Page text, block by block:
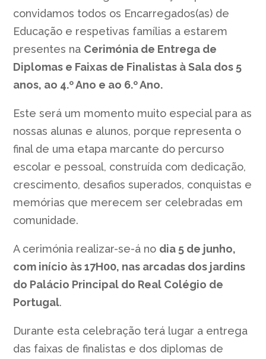
convidamos todos os Encarregados(as) de
Educação e respetivas famílias a estarem
presentes na Cerimónia de Entrega de
Diplomas e Faixas de Finalistas à Sala dos 5
anos, ao 4.º Ano e ao 6.º Ano.
Este será um momento muito especial para as
nossas alunas e alunos, porque representa o
final de uma etapa marcante do percurso
escolar e pessoal, construída com dedicação,
crescimento, desafios superados, conquistas e
memórias que merecem ser celebradas em
comunidade.
A cerimónia realizar-se-á no dia 5 de junho,
com início às 17H00, nas arcadas dos jardins
do Palácio Principal do Real Colégio de
Portugal.
Durante esta celebração terá lugar a entrega
das faixas de finalistas e dos diplomas de